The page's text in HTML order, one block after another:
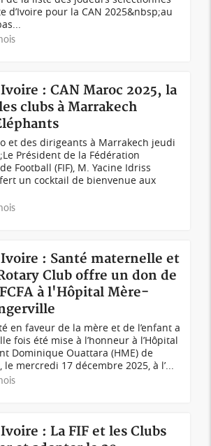
d’Ivoire pour la CAN 2025&nbsp;au
: CAN Maroc 2025, la
clubs à Marrakech
et des dirigeants à Marrakech jeudi
Président de la Fédération
Football (FIF), M. Yacine Idriss
un cocktail de bienvenue aux
: Santé maternelle et
Club offre un don de
à l'Hôpital Mère-
en faveur de la mère et de l’enfant a
fois été mise à l’honneur à l’Hôpital
Dominique Ouattara (HME) de
le mercredi 17 décembre 2025, à l’...
: La FIF et les Clubs